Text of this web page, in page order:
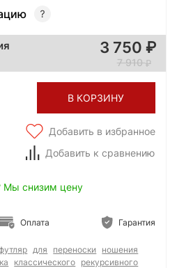
3 750
7 910
В КОРЗИНУ
Добавить в избранное
Добавить к сравнению
Мы снизим цену
Оплата Гарантия
для переноски ношения
классического рекурсивного